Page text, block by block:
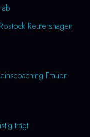
Reutershagen
Frauen
trägt